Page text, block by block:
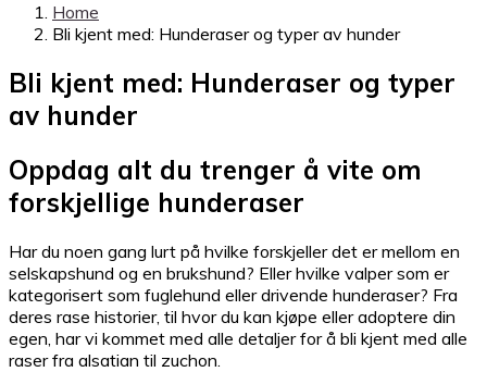
Home
Bli kjent med: Hunderaser og typer av hunder
Bli kjent med: Hunderaser og typer
av hunder
Oppdag alt du trenger å vite om
forskjellige hunderaser
Har du noen gang lurt på hvilke forskjeller det er mellom en
selskapshund og en brukshund? Eller hvilke valper som er
kategorisert som fuglehund eller drivende hunderaser? Fra
deres rase historier, til hvor du kan kjøpe eller adoptere din
egen, har vi kommet med alle detaljer for å bli kjent med alle
raser fra alsatian til zuchon.